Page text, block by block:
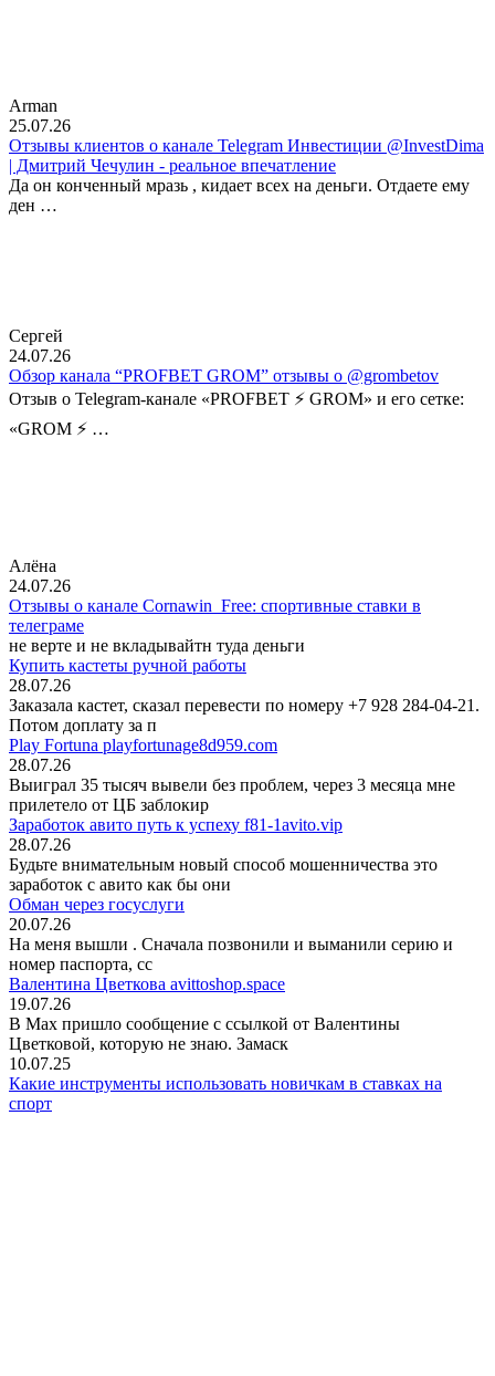
Arman
25.07.26
Отзывы клиентов о канале Telegram Инвестиции @InvestDima
| Дмитрий Чечулин - реальное впечатление
Да он конченный мразь , кидает всех на деньги. Отдаете ему
ден …
Сергей
24.07.26
Обзор канала “PROFBET GROM” отзывы о @grombetov
Отзыв о Telegram-канале «PROFBET ⚡️ GROM» и его сетке:
«GROM ⚡️ …
Алёна
24.07.26
Отзывы о канале Cornawin_Free: спортивные ставки в
телеграме
не верте и не вкладывайтн туда деньги
Купить кастеты ручной работы
28.07.26
Заказала кастет, сказал перевести по номеру +7 928 284-04-21.
Потом доплату за п
Play Fortuna playfortunage8d959.com
28.07.26
Выиграл 35 тысяч вывели без проблем, через 3 месяца мне
прилетело от ЦБ заблокир
Заработок авито путь к успеху f81-1avito.vip
28.07.26
Будьте внимательным новый способ мошенничества это
заработок с авито как бы они
Обман через госуслуги
20.07.26
На меня вышли . Сначала позвонили и выманили серию и
номер паспорта, сс
Валентина Цветкова avittoshop.space
19.07.26
В Мах пришло сообщение с ссылкой от Валентины
Цветковой, которую не знаю. Замаск
10.07.25
Какие инструменты использовать новичкам в ставках на
спорт